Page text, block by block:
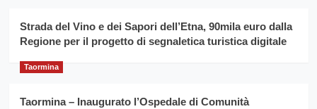
Strada del Vino e dei Sapori dell’Etna, 90mila euro dalla
Regione per il progetto di segnaletica turistica digitale
Taormina
Taormina – Inaugurato l’Ospedale di Comunità